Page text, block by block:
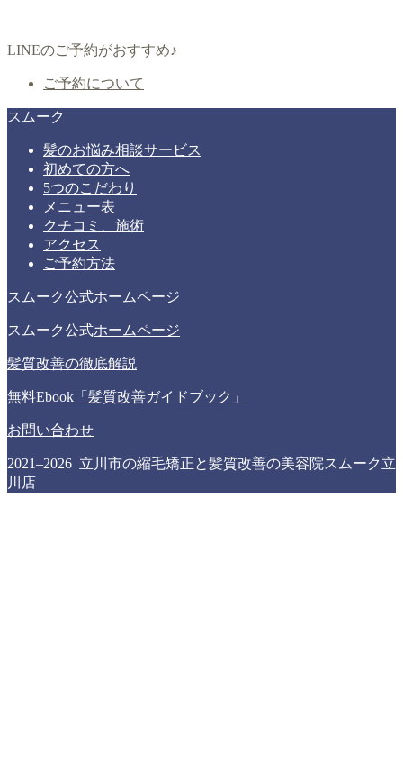
LINEのご予約がおすすめ♪
ご予約について
スムーク
髪のお悩み相談サービス
初めての方へ
5つのこだわり
メニュー表
クチコミ、施術
アクセス
ご予約方法
スムーク公式ホームページ
スムーク公式ホームページ
髪質改善の徹底解説
無料Ebook「髪質改善ガイドブック」
お問い合わせ
2021–2026 立川市の縮毛矯正と髪質改善の美容院スムーク立
川店